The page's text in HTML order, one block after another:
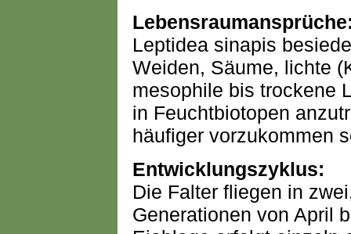
Leptidea sinapis
Weiden, Säume, lichte
mesophile bis trockene
in Feuchtbiotopen
häufiger vorzukommen
Entwicklungszyklus:
Die Falter fliegen in
Generationen von April